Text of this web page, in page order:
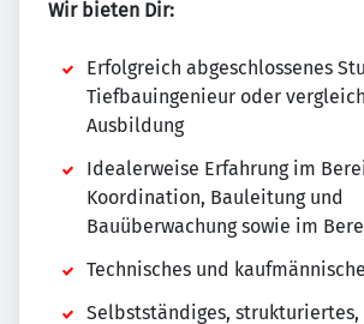
Wir bieten Dir:
Erfolgreich abgeschlossenes
Tiefbauingenieur oder
Ausbildung
Idealerweise Erfahrung im
Koordination, Bauleitung und
Bauüberwachung sowie im
Technisches und
Selbstständiges, strukturiertes,